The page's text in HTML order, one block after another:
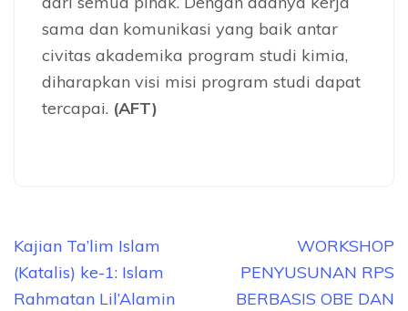
sama dan komunikasi yang baik antar
civitas akademika program studi kimia,
diharapkan visi misi program studi dapat
tercapai. (AFT)
Navigasi
pos
Kajian Ta’lim Islam
(Katalis) ke-1: Islam
Rahmatan Lil’Alamin
WORKSHOP
PENYUSUNAN RPS
BERBASIS OBE DAN